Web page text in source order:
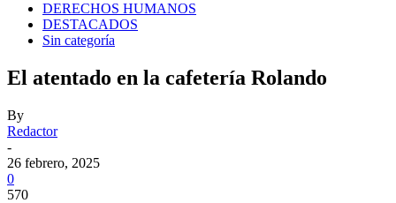
DERECHOS HUMANOS
DESTACADOS
Sin categoría
El atentado en la cafetería Rolando
By
Redactor
-
26 febrero, 2025
0
570